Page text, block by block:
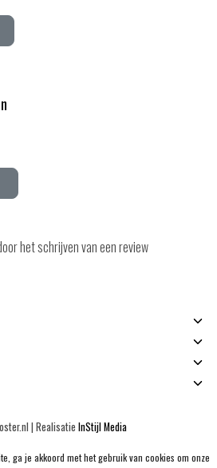
het schrijven van een review
| Realisatie InStijl Media
ga je akkoord met het gebruik van cookies om onze